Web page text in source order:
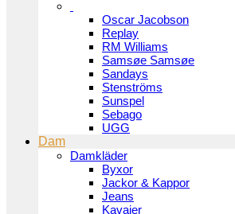
Oscar Jacobson
Replay
RM Williams
Samsøe Samsøe
Sandays
Stenströms
Sunspel
Sebago
UGG
Dam
Damkläder
Byxor
Jackor & Kappor
Jeans
Kavajer